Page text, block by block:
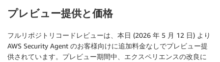
プレビュー提供と価格
フルリポジトリコードレビューは、本日 (2026 年 5 月 12 日) より
AWS Security Agent のお客様向けに追加料金なしでプレビュー提
供されています。プレビュー期間中、エクスペリエンスの改良に